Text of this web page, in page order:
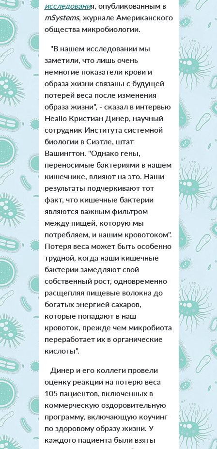
исследования, опубликованным в
mSystems, журнале Американского
общества микробиологии.
"В нашем исследовании мы
заметили, что лишь очень
немногие показатели крови и
образа жизни связаны с будущей
потерей веса после изменения
образа жизни", - сказал в интервью
Healio Кристиан Динер, научный
сотрудник Института системной
биологии в Сиэтле, штат
Вашингтон. "Однако гены,
переносимые бактериями в нашем
кишечнике, влияют на это. Наши
результаты подчеркивают тот
факт, что кишечные бактерии
являются важным фильтром
между пищей, которую мы
потребляем, и нашим кровотоком".
Потеря веса может быть особенно
трудной, когда наши кишечные
бактерии замедляют свой
собственный рост, одновременно
расщепляя пищевые волокна до
богатых энергией сахаров,
которые попадают в наш
кровоток, прежде чем микробиота
переработает их в органические
кислоты".
Динер и его коллеги провели
оценку реакции на потерю веса
105 пациентов, включенных в
коммерческую оздоровительную
программу, включающую коучинг
по здоровому образу жизни. У
каждого пациента были взяты